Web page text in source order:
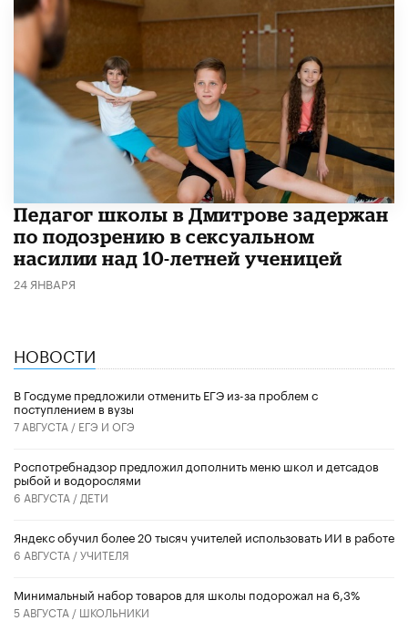
Педагог школы в Дмитрове задержан
по подозрению в сексуальном
насилии над 10-летней ученицей
24 ЯНВАРЯ
НОВОСТИ
В Госдуме предложили отменить ЕГЭ из-за проблем с
поступлением в вузы
7 АВГУСТА / ЕГЭ И ОГЭ
Роспотребнадзор предложил дополнить меню школ и детсадов
рыбой и водорослями
6 АВГУСТА / ДЕТИ
​Яндекс обучил более 20 тысяч учителей использовать ИИ в работе
6 АВГУСТА /УЧИТЕЛЯ
Минимальный набор товаров для школы подорожал на 6,3%
5 АВГУСТА / ШКОЛЬНИКИ